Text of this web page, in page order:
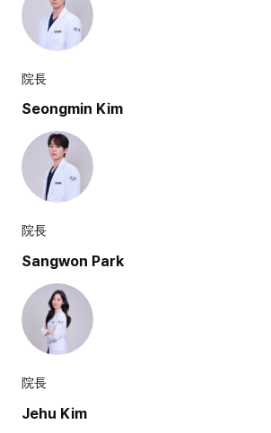
院長
Seongmin Kim
院長
Sangwon Park
院長
Jehu Kim